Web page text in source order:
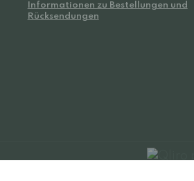
Informationen zu Bestellungen und
Rücksendungen